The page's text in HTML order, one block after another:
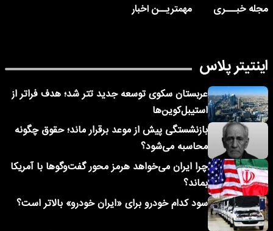
مجله خبـــری
مهمتریــن اخبار
اینتیتر پلاس
عربستان سکوی توسعه جدید تتر شد؛ هدف فراتر از
استیبل‌کوین‌ها
بازنشستگی پیش از موعد برقرار ماند؛ حقوق چگونه
محاسبه می‌شود؟
چرا ایران می‌خواهد هرمز محور گفت‌وگوها با آمریکا
بماند؟
سود کدام خودرو برای «ایران خودرو» بالاتر است؟